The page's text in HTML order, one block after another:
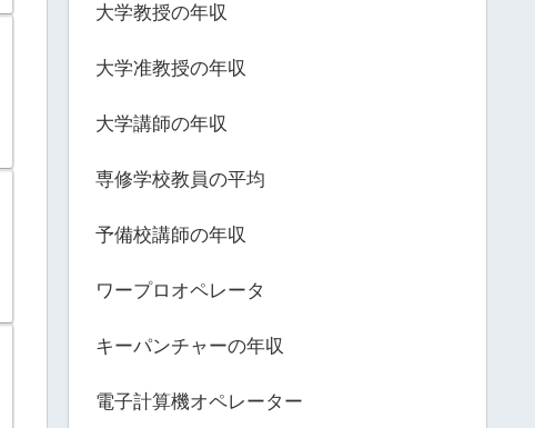
大学教授の年収
大学准教授の年収
大学講師の年収
専修学校教員の平均
予備校講師の年収
ワープロオペレータ
キーパンチャーの年収
電子計算機オペレーター